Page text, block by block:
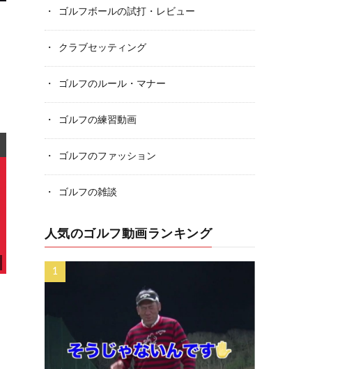
ゴルフボールの試打・レビュー
クラブセッティング
ゴルフのルール・マナー
ゴルフの練習動画
ゴルフのファッション
ゴルフの雑談
人気のゴルフ動画ランキング